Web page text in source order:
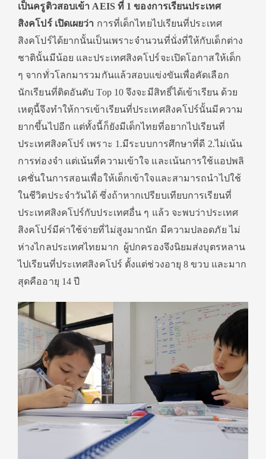
เป็นครูติวสอบเข้า AEIS ที่ 1 ของการเรียนประเทศ
สิงคโปร์ เปิดเผยว่า การที่เด็กไทยไปเรียนที่ประเทศ
สิงคโปร์ได้ยากนั้นเป็นเพราะจำนวนที่นั่งที่ให้กับเด็กต่าง
ชาตินั้นมีน้อย และประเทศสิงคโปร์จะเปิดโอกาสให้เด็ก
ๆ จากทั่วโลกมารวมกันแล้วสอบแข่งขันเพื่อคัดเลือก
นักเรียนที่ติดอันดับ Top 10 จึงจะมีสิทธิ์ได้เข้าเรียน ด้วย
เหตุนี้จึงทำให้การเข้าเรียนที่ประเทศสิงคโปร์นั้นมีความ
ยากขึ้นไปอีก แต่ทั้งนี้ก็ยังมีเด็กไทยที่อยากไปเรียนที่
ประเทศสิงคโปร์ เพราะ 1.มีระบบการศึกษาที่ดี 2.ไม่เน้น
การท่องจำ แต่เน้นที่ความเข้าใจ และเน้นการใช้แอปพลิ
เคชั่นในการสอนเพื่อให้เด็กเข้าใจและสามารถนำไปใช้
ในชีวิตประจำวันได้ ซึ่งถ้าหากเปรียบเทียบการเรียนที่
ประเทศสิงคโปร์กับประเทศอื่น ๆ แล้ว จะพบว่าประเทศ
สิงคโปร์มีค่าใช้จ่ายที่ไม่สูงมากนัก มีความปลอดภัย ไม่
ห่างไกลประเทศไทยมาก ผู้ปกครองจึงนิยมส่งบุตรหลาน
ไปเรียนที่ประเทศสิงคโปร์ ตั้งแต่ช่วงอายุ 8 ขวบ และมาก
สุดคืออายุ 14 ปี